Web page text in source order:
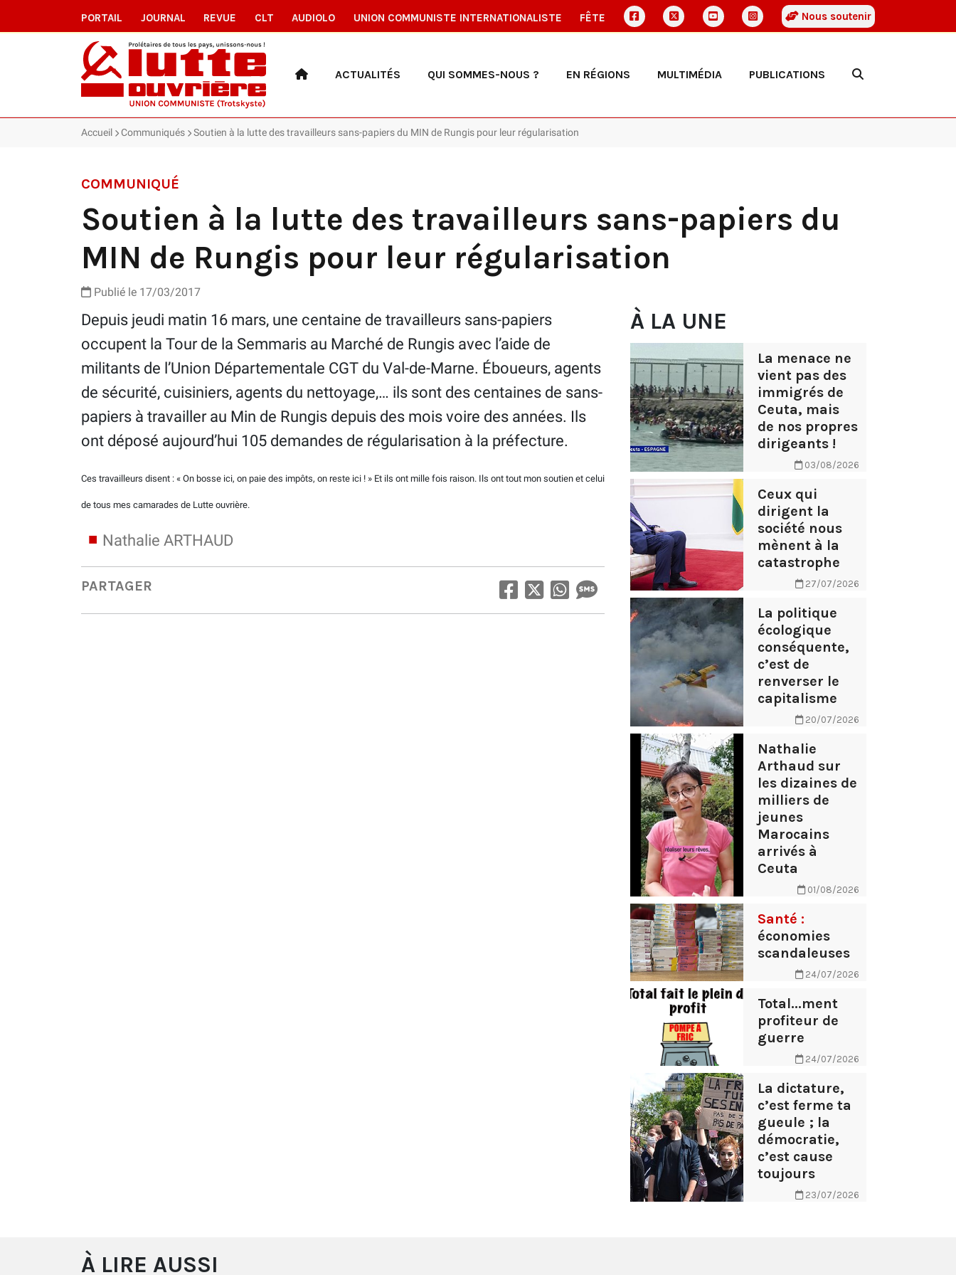
PORTAIL JOURNAL REVUE CLT AUDIOLO UNION COMMUNISTE INTERNATIONALISTE FÊTE Nous soutenir
ACTUALITÉS QUI SOMMES-NOUS ? EN RÉGIONS MULTIMÉDIA PUBLICATIONS
Accueil Communiqués Soutien à la lutte des travailleurs sans-papiers du MIN de Rungis pour leur régularisation
COMMUNIQUÉ
Soutien à la lutte des travailleurs sans-papiers du
MIN de Rungis pour leur régularisation
Publié le 17/03/2017
Depuis jeudi matin 16 mars, une centaine de travailleurs sans-papiers
occupent la Tour de la Semmaris au Marché de Rungis avec l’aide de
militants de l’Union Départementale CGT du Val-de-Marne. Éboueurs, agents
de sécurité, cuisiniers, agents du nettoyage,… ils sont des centaines de sans-
papiers à travailler au Min de Rungis depuis des mois voire des années. Ils
ont déposé aujourd’hui 105 demandes de régularisation à la préfecture.
Ces travailleurs disent : « On bosse ici, on paie des impôts, on reste ici ! » Et ils ont mille fois raison. Ils ont tout mon soutien et celui
de tous mes camarades de Lutte ouvrière.
Nathalie ARTHAUD
PARTAGER
À LA UNE
La menace ne
vient pas des
immigrés de
Ceuta, mais
de nos propres
dirigeants !
03/08/2026
Ceux qui
dirigent la
société nous
mènent à la
catastrophe
27/07/2026
La politique
écologique
conséquente,
c’est de
renverser le
capitalisme
20/07/2026
Nathalie
Arthaud sur
les dizaines de
milliers de
jeunes
Marocains
arrivés à
Ceuta
01/08/2026
Santé :
économies
scandaleuses
24/07/2026
Total...ment
profiteur de
guerre
24/07/2026
La dictature,
c’est ferme ta
gueule ; la
démocratie,
c’est cause
toujours
23/07/2026
À LIRE AUSSI